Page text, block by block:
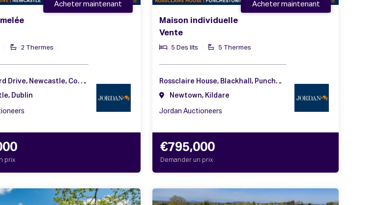
2 Thermes
Acheter maintenant
3 Strangford Drive, Newcastle, Co. Dublin, D22 TN36
Dublin
prix
Maison individuelle
Vente
5 Des lits 5 Thermes
Acheter maintenant
Rossclaire House, Blackhall, Punchestown, Naas, Co. Kildare, W91 C6CA
Newtown, Kildare
Jordan Auctioneers
€795,000
Demander un prix